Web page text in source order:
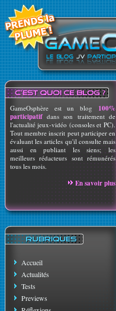
GameOsphère est un blog 100%
participatif dans son traitement de
l'actualité jeux-vidéo (consoles et PC).
Tout membre inscrit peut participer en
évaluant les articles qu'il consulte mais
aussi en publiant les siens; les
meilleurs rédacteurs sont rémunérés
tous les mois.
En savoir plus
Accueil
Actualités
Tests
Previews